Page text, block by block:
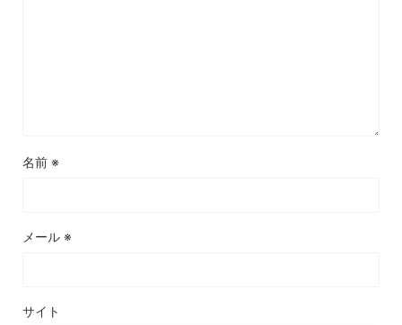
名前 ※
メール ※
サイト